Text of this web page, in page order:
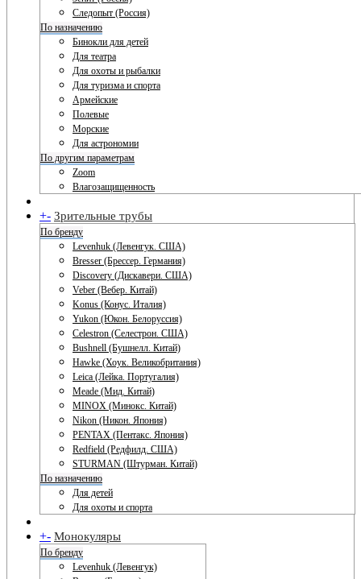
Следопыт (Россия)
По назначению
Бинокли для детей
Для театра
Для охоты и рыбалки
Для туризма и спорта
Армейские
Полевые
Морские
Для астрономии
По другим параметрам
Zoom
Влагозащищенность
+- Зрительные трубы
По бренду
Levenhuk (Левенгук. США)
Bresser (Брессер. Германия)
Discovery (Дискавери. США)
Veber (Вебер. Китай)
Konus (Конус. Италия)
Yukon (Юкон. Белоруссия)
Celestron (Селестрон. США)
Bushnell (Бушнелл. Китай)
Hawke (Хоук. Великобритания)
Leica (Лейка. Португалия)
Meade (Мид. Китай)
MINOX (Минокс. Китай)
Nikon (Никон. Япония)
PENTAX (Пентакс. Япония)
Redfield (Редфилд. США)
STURMAN (Штурман. Китай)
По назначению
Для детей
Для охоты и спорта
+- Монокуляры
По бренду
Levenhuk (Левенгук)